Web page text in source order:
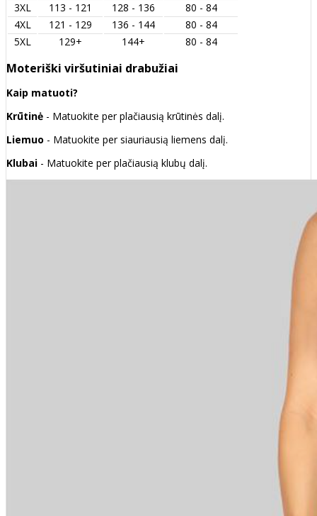
3XL
113 - 121 128 - 136
80 - 84
4XL
121 - 129 136 - 144
80 - 84
5XL
129+ 144+ 80 - 84
Moteriški viršutiniai drabužiai
Kaip matuoti?
Krūtinė - Matuokite per plačiausią krūtinės dalį.
Liemuo - Matuokite per siauriausią liemens dalį.
Klubai - Matuokite per plačiausią klubų dalį.